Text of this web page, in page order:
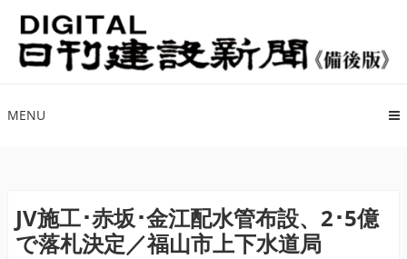
ナ
ビ
ゲ
シ
ス
キ
コ
ン
テ
ツ
ッ
プ
MENU
JV施工･赤坂･金江配水管布設、2･5億
で落札決定／福山市上下水道局